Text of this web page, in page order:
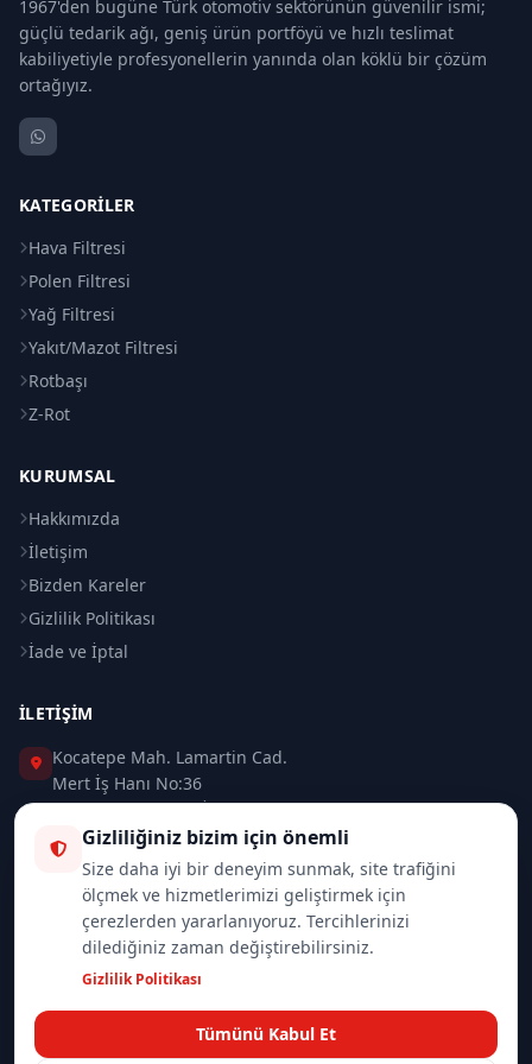
1967'den bugüne Türk otomotiv sektörünün güvenilir ismi;
güçlü tedarik ağı, geniş ürün portföyü ve hızlı teslimat
kabiliyetiyle profesyonellerin yanında olan köklü bir çözüm
ortağıyız.
KATEGORILER
Hava Filtresi
Polen Filtresi
Yağ Filtresi
Yakıt/Mazot Filtresi
Rotbaşı
Z-Rot
KURUMSAL
Hakkımızda
İletişim
Bizden Kareler
Gizlilik Politikası
İade ve İptal
İLETIŞIM
Kocatepe Mah. Lamartin Cad.
Mert İş Hanı No:36
Taksim / Beyoğlu / İSTANBUL
0 (212) 235 37 83
0 (532) 418 08 46
info@merttrade.com
Gizliliğiniz bizim için önemli
Size daha iyi bir deneyim sunmak, site trafiğini
ölçmek ve hizmetlerimizi geliştirmek için
çerezlerden yararlanıyoruz. Tercihlerinizi
dilediğiniz zaman değiştirebilirsiniz.
Gizlilik Politikası
Tümünü Kabul Et